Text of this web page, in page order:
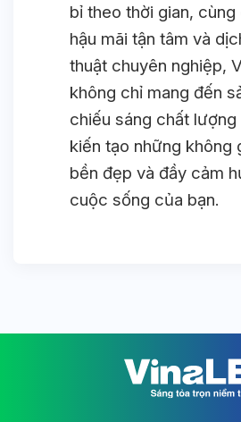
bỉ theo thời gian, cùng
hậu mãi tận tâm và
thuật chuyên nghiệp,
không chỉ mang đến
chiếu sáng chất lượng
kiến tạo những không
bền đẹp và đầy cảm
cuộc sống của bạn.